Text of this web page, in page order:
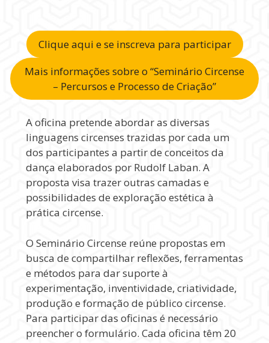
Clique aqui e se inscreva para participar
Mais informações sobre o “Seminário Circense
– Percursos e Processo de Criação”
A oficina pretende abordar as diversas
linguagens circenses trazidas por cada um
dos participantes a partir de conceitos da
dança elaborados por Rudolf Laban. A
proposta visa trazer outras camadas e
possibilidades de exploração estética à
prática circense.
O Seminário Circense reúne propostas em
busca de compartilhar reflexões, ferramentas
e métodos para dar suporte à
experimentação, inventividade, criatividade,
produção e formação de público circense.
Para participar das oficinas é necessário
preencher o formulário. Cada oficina têm 20